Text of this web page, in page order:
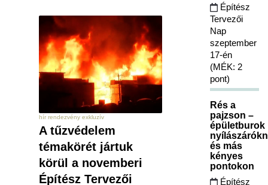
hír rendezvény exkluzív
A tűzvédelem
témakörét jártuk
körül a novemberi
Építész Tervezői
Építész
Tervezői
Nap
szeptember
17-én
(MÉK: 2
pont)
Rés a
pajzson –
épületburok
és más
kényes
pontokon
Építész